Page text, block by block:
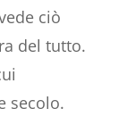
ciò
del tutto.
secolo.